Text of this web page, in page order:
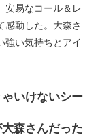
安易なコール＆レ
感動した。大森さ
強い気持ちとアイ
いけないシー
森さんだった